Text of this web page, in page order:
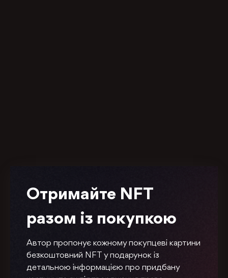
Отримайте NFT
разом із покупкою
Автор пропонує кожному покупцеві картини
безкоштовний NFT у подарунок із
детальною інформацією про придбану